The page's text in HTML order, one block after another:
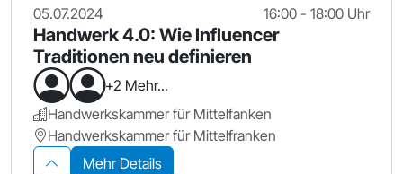
05.07.2024 16:00 - 18:00 Uhr
Handwerk 4.0: Wie Influencer
Traditionen neu definieren
+2 Mehr...
Handwerkskammer für Mittelfanken
Handwerkskammer für Mittelfranken
Mehr Details